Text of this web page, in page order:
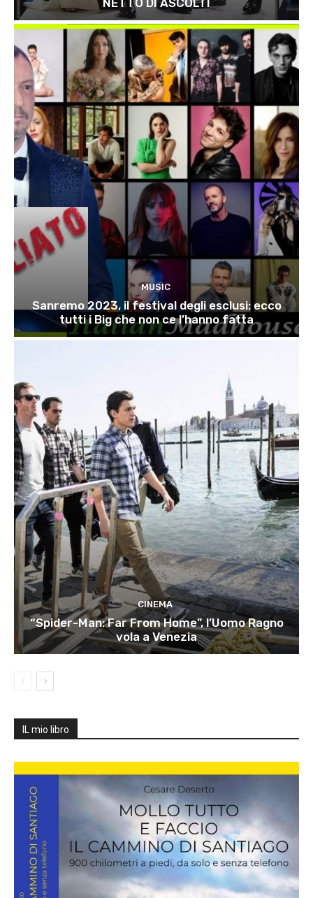
MUSIC
Sanremo 2023, il festival degli esclusi: ecco
tutti i Big che non ce l’hanno fatta
CINEMA
“Spider-Man: Far From Home”, l’Uomo Ragno
vola a Venezia
IL mio libro